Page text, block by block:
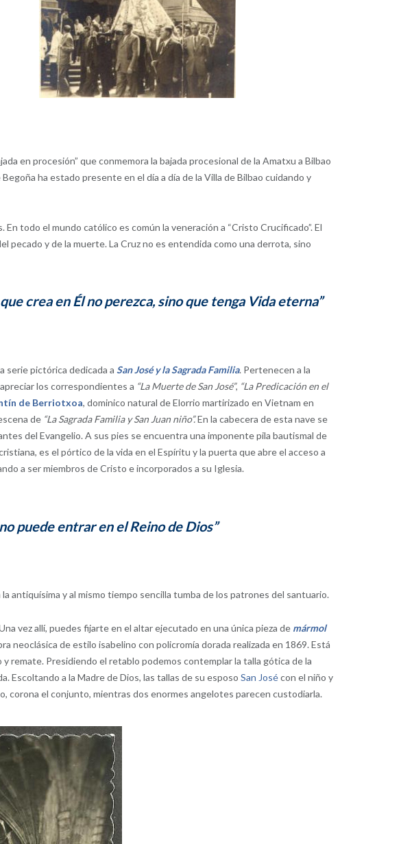
en procesión” que conmemora la bajada procesional de la Amatxu a Bilbao
ha estado presente en el día a día de la Villa de Bilbao cuidando y
todo el mundo católico es común la veneración a “Cristo Crucificado”. El
pecado y de la muerte. La Cruz no es entendida como una derrota, sino
crea en Él no perezca, sino que tenga Vida eterna”
serie pictórica dedicada a San José y la Sagrada Familia. Pertenecen a la
los correspondientes a “La Muerte de San José”, “La Predicación en el
de Berriotxoa, dominico natural de Elorrio martirizado en Vietnam en
de “La Sagrada Familia y San Juan niño”.En la cabecera de esta nave se
del Evangelio. A sus pies se encuentra una imponente pila bautismal de
es el pórtico de la vida en el Espíritu y la puerta que abre el acceso a
a ser miembros de Cristo e incorporados a su Iglesia.
puede entrar en el Reino de Dios”
antiquísima y al mismo tiempo sencilla tumba de los patrones del santuario.
vez allí, puedes fijarte en el altar ejecutado en una única pieza de mármol
neoclásica de estilo isabelino con policromía dorada realizada en 1869. Está
remate. Presidiendo el retablo podemos contemplar la talla gótica de la
Escoltando a la Madre de Dios, las tallas de su esposo San Josécon el niño y
corona el conjunto, mientras dos enormes angelotes parecen custodiarla.